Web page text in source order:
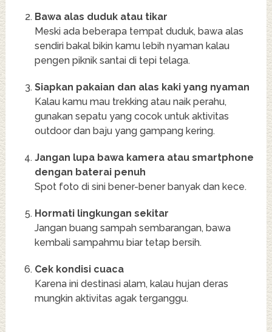
Bawa alas duduk atau tikar
Meski ada beberapa tempat duduk, bawa alas
sendiri bakal bikin kamu lebih nyaman kalau
pengen piknik santai di tepi telaga.
Siapkan pakaian dan alas kaki yang nyaman
Kalau kamu mau trekking atau naik perahu,
gunakan sepatu yang cocok untuk aktivitas
outdoor dan baju yang gampang kering.
Jangan lupa bawa kamera atau smartphone
dengan baterai penuh
Spot foto di sini bener-bener banyak dan kece.
Hormati lingkungan sekitar
Jangan buang sampah sembarangan, bawa
kembali sampahmu biar tetap bersih.
Cek kondisi cuaca
Karena ini destinasi alam, kalau hujan deras
mungkin aktivitas agak terganggu.